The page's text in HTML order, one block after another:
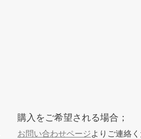
購入をご希望される場合；
お問い合わせページよりご連絡く